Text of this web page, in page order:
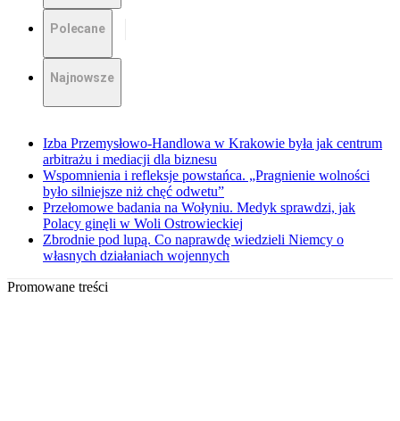
Polecane
Najnowsze
Izba Przemysłowo-Handlowa w Krakowie była jak centrum
arbitrażu i mediacji dla biznesu
Wspomnienia i refleksje powstańca. „Pragnienie wolności
było silniejsze niż chęć odwetu”
Przełomowe badania na Wołyniu. Medyk sprawdzi, jak
Polacy ginęli w Woli Ostrowieckiej
Zbrodnie pod lupą. Co naprawdę wiedzieli Niemcy o
własnych działaniach wojennych
Promowane treści